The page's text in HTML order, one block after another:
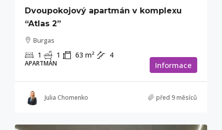
Dvoupokojový apartmán v komplexu
“Atlas 2”
Burgas
1 1 63 m² 4
APARTMÁN Informace
Julia Chomenko před 9 měsíců